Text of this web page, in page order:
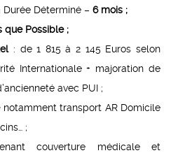
Déterminé – 6 mois ;
que Possible ;
: de 1 815 à 2 145 Euros selon
Internationale + majoration de
avec PUI ;
notamment transport AR Domicile
;
couverture médicale et